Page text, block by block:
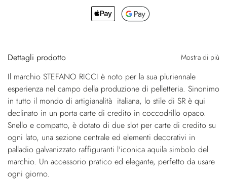
Dettagli prodotto Mostra di più
Il marchio STEFANO RICCI è noto per la sua pluriennale
esperienza nel campo della produzione di pelletteria. Sinonimo
in tutto il mondo di artigianalità italiana, lo stile di SR è qui
declinato in un porta carte di credito in coccodrillo opaco.
Snello e compatto, è dotato di due slot per carte di credito su
ogni lato, una sezione centrale ed elementi decorativi in
palladio galvanizzato raffiguranti l'iconica aquila simbolo del
marchio. Un accessorio pratico ed elegante, perfetto da usare
ogni giorno.